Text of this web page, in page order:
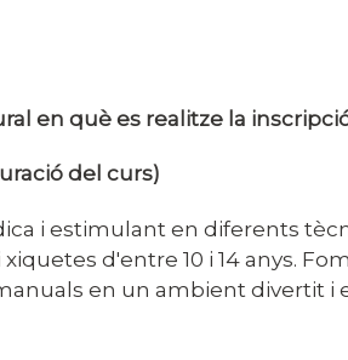
en què es realitze la
del curs)
i estimulant en diferents
d'entre 10 i 14 anys.
en un ambient divertit i